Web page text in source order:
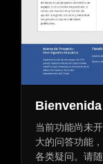
Bienvenida
当前功能尚未
大的问答功能
各类疑问。请